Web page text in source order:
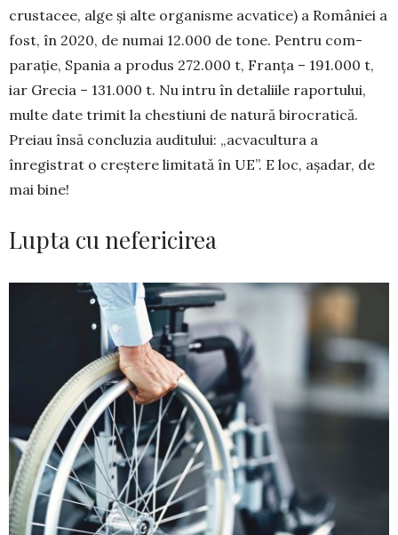
crusta­ce­e, alge și alte organisme acvatice) a României a
fost, în 2020, de numai 12.000 de tone. Pentru com­­
parație, Spania a produs 272.000 t, Franța – 191.000 t,
iar Grecia – 131.000 t. Nu intru în detaliile raportului,
multe date trimit la chestiuni de natură birocratică.
Preiau însă concluzia audi­tu­lui: „acvacultura a
înregistrat o creștere limitată în UE”. E loc, așadar, de
mai bine!
Lupta cu nefericirea